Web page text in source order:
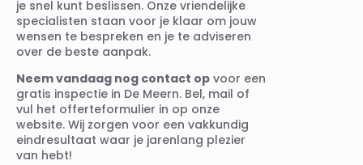
je snel kunt beslissen. Onze vriendelijke
specialisten staan voor je klaar om jouw
wensen te bespreken en je te adviseren
over de beste aanpak.
Neem vandaag nog contact op voor een
gratis inspectie in De Meern. Bel, mail of
vul het offerteformulier in op onze
website. Wij zorgen voor een vakkundig
eindresultaat waar je jarenlang plezier
van hebt!